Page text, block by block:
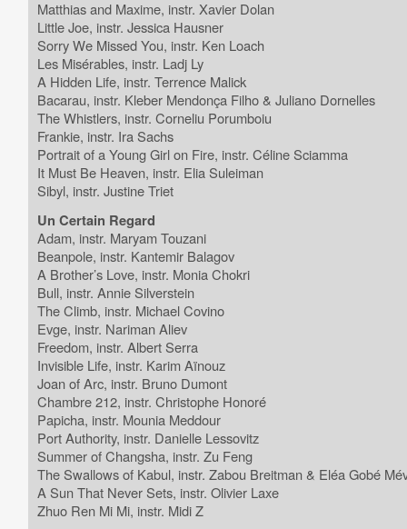
Matthias and Maxime, instr. Xavier Dolan
Little Joe, instr. Jessica Hausner
Sorry We Missed You, instr. Ken Loach
Les Misérables, instr. Ladj Ly
A Hidden Life, instr. Terrence Malick
Bacarau, instr. Kleber Mendonça Filho & Juliano Dornelles
The Whistlers, instr. Corneliu Porumboiu
Frankie, instr. Ira Sachs
Portrait of a Young Girl on Fire, instr. Céline Sciamma
It Must Be Heaven, instr. Elia Suleiman
Sibyl, instr. Justine Triet
Un Certain Regard
Adam, instr. Maryam Touzani
Beanpole, instr. Kantemir Balagov
A Brother’s Love, instr. Monia Chokri
Bull, instr. Annie Silverstein
The Climb, instr. Michael Covino
Evge, instr. Nariman Aliev
Freedom, instr. Albert Serra
Invisible Life, instr. Karim Aïnouz
Joan of Arc, instr. Bruno Dumont
Chambre 212, instr. Christophe Honoré
Papicha, instr. Mounia Meddour
Port Authority, instr. Danielle Lessovitz
Summer of Changsha, instr. Zu Feng
The Swallows of Kabul, instr. Zabou Breitman & Eléa Gobé
A Sun That Never Sets, instr. Olivier Laxe
Zhuo Ren Mi Mi, instr. Midi Z